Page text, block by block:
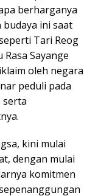
berharganya
ini saat
Tari Reog
Sayange
oleh negara
peduli pada
serta
kini mulai
dengan mulai
komitmen